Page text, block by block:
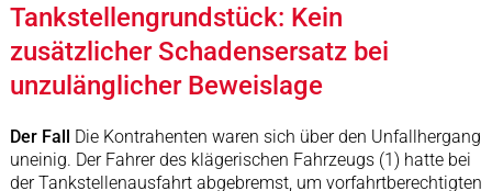
Tankstellengrundstück: Kein
zusätzlicher Schadensersatz bei
unzulänglicher Beweislage
Der Fall Die Kontrahenten waren sich über den Unfallhergang
uneinig. Der Fahrer des klägerischen Fahrzeugs (1) hatte bei
der Tankstellenausfahrt abgebremst, um vorfahrtberechtigten